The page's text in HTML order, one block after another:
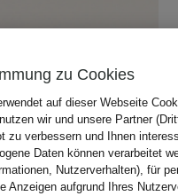
zu Cookies
auf dieser Webseite
wir und unsere Partner
zu verbessern und Ihnen
Daten können verarbeitet
Nutzerverhalten), für
Anzeigen aufgrund Ihres